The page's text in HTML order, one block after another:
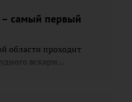
самый первый
области проходит
вскарм...